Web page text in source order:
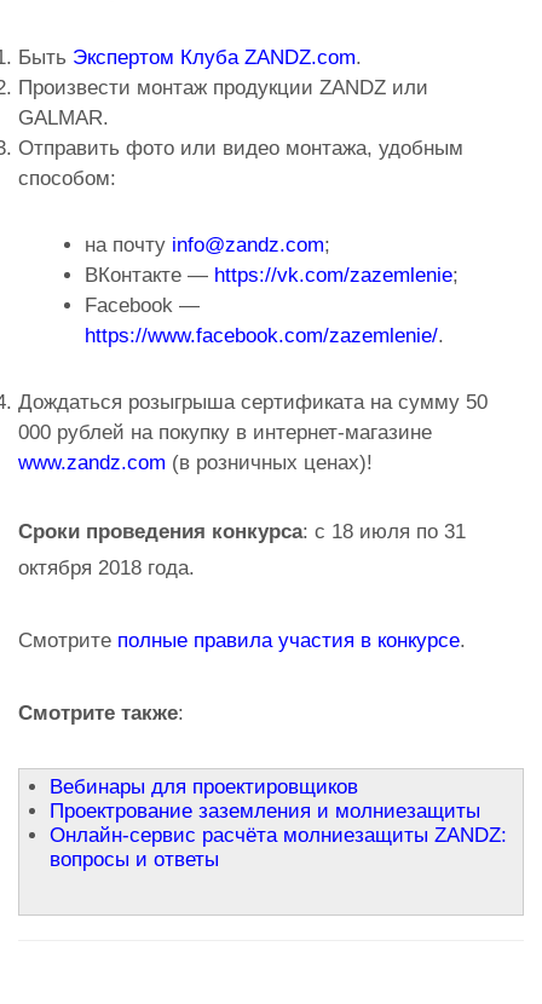
Быть Экспертом Клуба ZANDZ.com.
Произвести монтаж продукции ZANDZ или
GALMAR.
Отправить фото или видео монтажа, удобным
способом:
на почту info@zandz.com;
ВКонтакте — https://vk.com/zazemlenie;
Facebook —
https://www.facebook.com/zazemlenie/.
Дождаться розыгрыша сертификата на сумму 50
000 рублей на покупку в интернет-магазине
www.zandz.com (в розничных ценах)!
Сроки проведения конкурса: с 18 июля по 31
октября 2018 года.
Смотрите полные правила участия в конкурсе.
Смотрите также:
Вебинары для проектировщиков
Проектрование заземления и молниезащиты
Онлайн-сервис расчёта молниезащиты ZANDZ:
вопросы и ответы